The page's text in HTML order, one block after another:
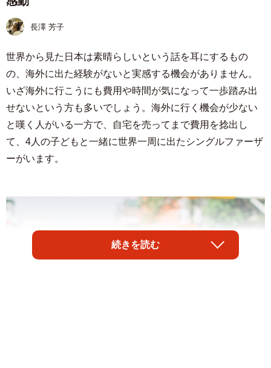
長澤 芳子
世界から見た日本は素晴らしいという話を耳にするもの
の、海外に出た経験がないと実感する機会がありません。
いざ海外に行こうにも費用や時間が気になって一歩踏み出
せないという方も多いでしょう。海外に行く機会が少ない
と嘆く人がいる一方で、自宅を売ってまで費用を捻出し
て、4人の子どもと一緒に世界一周に出たシングルファーザ
ーがいます。
続きを読む